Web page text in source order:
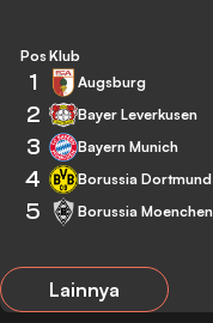
Pos Klub
1 Augsburg
2 Bayer Leverkusen
3 Bayern Munich
4 Borussia Dortmund
5
Lainnya